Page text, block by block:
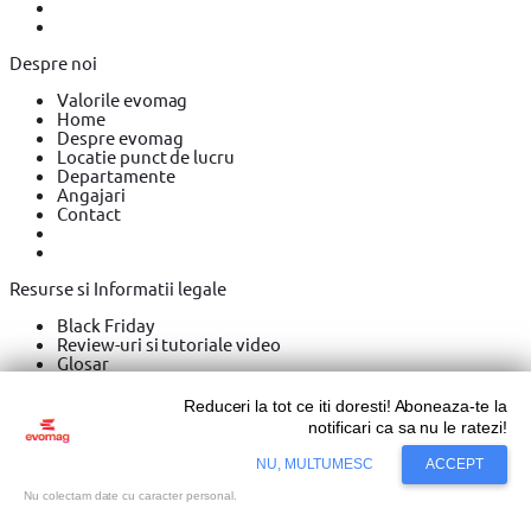
Despre noi
Valorile evomag
Home
Despre evomag
Locatie punct de lucru
Departamente
Angajari
Contact
Resurse si Informatii legale
Black Friday
Review-uri si tutoriale video
Glosar
Informatii privind DEEE
Harta Site
Reduceri la tot ce iti doresti! Aboneaza-te la
notificari ca sa nu le ratezi!
NU, MULTUMESC ACCEPT
Nu colectam date cu caracter personal.